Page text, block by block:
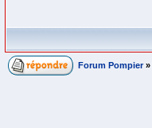
Forum Pompier »